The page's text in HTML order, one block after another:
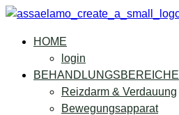
HOME
login
BEHANDLUNGSBEREICHE
Reizdarm & Verdauung
Bewegungsapparat